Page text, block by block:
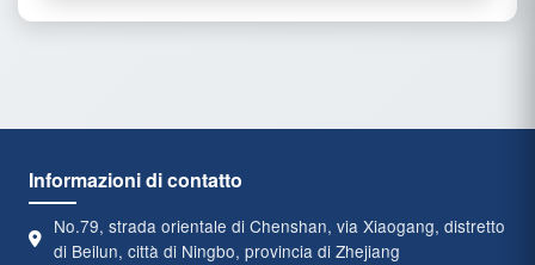
Informazioni di contatto
No.79, strada orientale di Chenshan, via Xiaogang, distretto
di Beilun, città di Ningbo, provincia di Zhejiang